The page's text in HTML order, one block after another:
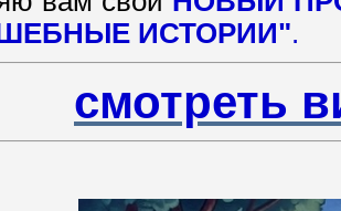
ИСТОРИИ".
смотреть